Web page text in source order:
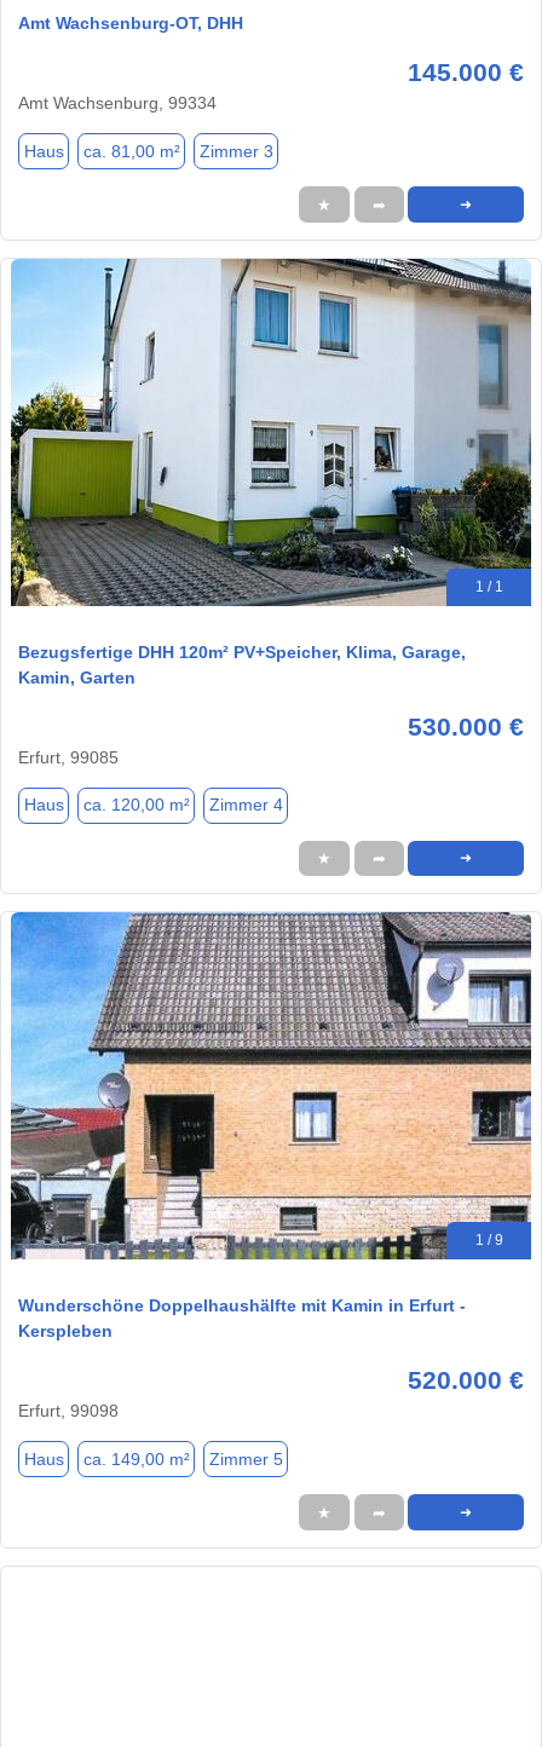
Amt Wachsenburg-OT, DHH
145.000 €
Amt Wachsenburg, 99334
Haus ca. 81,00 m² Zimmer 3
★ ➦ ➜
1 / 1
Bezugsfertige DHH 120m² PV+Speicher, Klima, Garage,
Kamin, Garten
530.000 €
Erfurt, 99085
Haus ca. 120,00 m² Zimmer 4
★ ➦ ➜
1 / 9
Wunderschöne Doppelhaushälfte mit Kamin in Erfurt -
Kerspleben
520.000 €
Erfurt, 99098
Haus ca. 149,00 m² Zimmer 5
★ ➦ ➜